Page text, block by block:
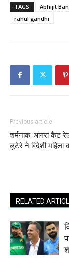
TAGS Abhijit
rahul gandhi
Previous article
शर्मनाक: आगरा कैंट
लुटेरे ने विदेशी महिला
RELATED